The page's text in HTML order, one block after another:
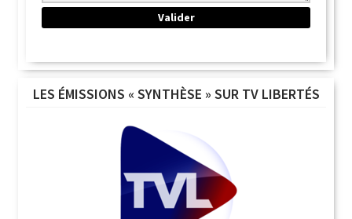
LES ÉMISSIONS « SYNTHÈSE » SUR TV LIBERTÉS